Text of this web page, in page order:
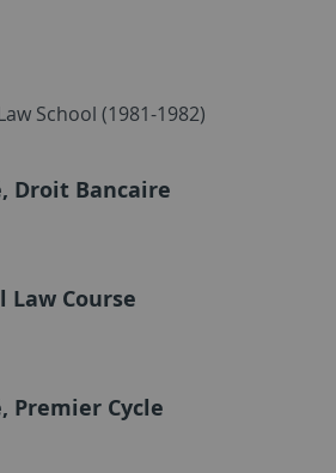
School (1981-1982)
Droit Bancaire
Course
Premier Cycle